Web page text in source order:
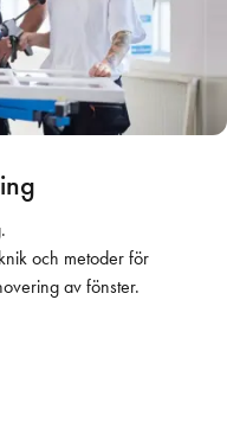
både produkter,
till att du som kund
och metoder för
av fönster.